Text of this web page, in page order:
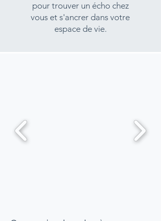
pour trouver un écho chez
vous et s'ancrer dans votre
espace de vie.